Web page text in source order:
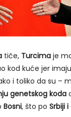
tiče, Turcima je
kod kuće jer
i toliko da su –
genetskog koda
Bosni, što po Srbiji